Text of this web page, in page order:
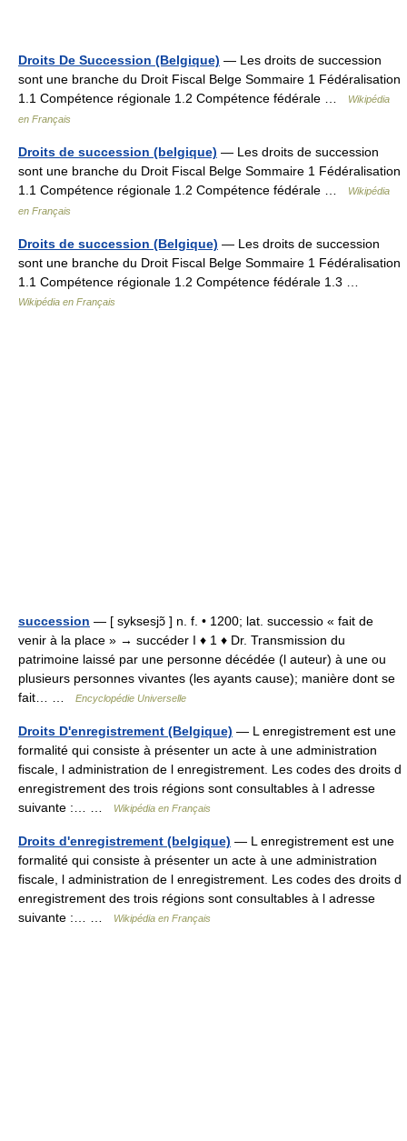
Droits De Succession (Belgique) — Les droits de succession
sont une branche du Droit Fiscal Belge Sommaire 1 Fédéralisation
1.1 Compétence régionale 1.2 Compétence fédérale …
Wikipédia
en Français
Droits de succession (belgique) — Les droits de succession
sont une branche du Droit Fiscal Belge Sommaire 1 Fédéralisation
1.1 Compétence régionale 1.2 Compétence fédérale …
Wikipédia
en Français
Droits de succession (Belgique) — Les droits de succession
sont une branche du Droit Fiscal Belge Sommaire 1 Fédéralisation
1.1 Compétence régionale 1.2 Compétence fédérale 1.3 …
Wikipédia en Français
succession — [ syksesjɔ̃ ] n. f. • 1200; lat. successio « fait de
venir à la place » → succéder I ♦ 1 ♦ Dr. Transmission du
patrimoine laissé par une personne décédée (l auteur) à une ou
plusieurs personnes vivantes (les ayants cause); manière dont se
fait… …
Encyclopédie Universelle
Droits D'enregistrement (Belgique) — L enregistrement est une
formalité qui consiste à présenter un acte à une administration
fiscale, l administration de l enregistrement. Les codes des droits d
enregistrement des trois régions sont consultables à l adresse
suivante :… …
Wikipédia en Français
Droits d'enregistrement (belgique) — L enregistrement est une
formalité qui consiste à présenter un acte à une administration
fiscale, l administration de l enregistrement. Les codes des droits d
enregistrement des trois régions sont consultables à l adresse
suivante :… …
Wikipédia en Français